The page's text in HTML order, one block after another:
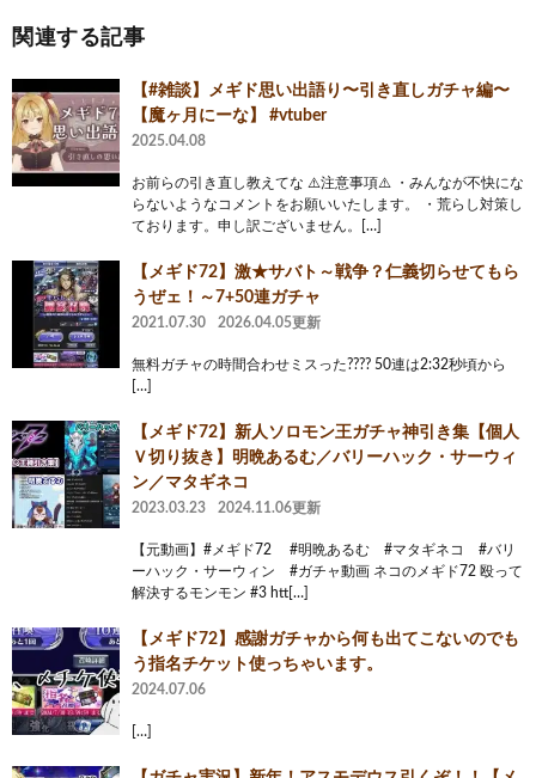
関連する記事
【#雑談】メギド思い出語り〜引き直しガチャ編〜
【魔ヶ月にーな】 #vtuber
2025.04.08
お前らの引き直し教えてな ⚠️注意事項⚠️ ・みんなが不快にな
らないようなコメントをお願いいたします。 ・荒らし対策し
ております。申し訳ございません。[…]
【メギド72】激★サバト～戦争？仁義切らせてもら
うぜェ！～7+50連ガチャ
2021.07.30 2026.04.05更新
無料ガチャの時間合わせミスった???? 50連は2:32秒頃から
[…]
【メギド72】新人ソロモン王ガチャ神引き集【個人
Ｖ切り抜き】明晩あるむ／バリーハック・サーウィ
ン／マタギネコ
2023.03.23 2024.11.06更新
【元動画】#メギド72 #明晩あるむ #マタギネコ #バリ
ーハック・サーウィン #ガチャ動画 ネコのメギド72 殴って
解決するモンモン #3 htt[…]
‪【メギド72】‬感謝ガチャから何も出てこないのでも
う指名チケット使っちゃいます。
2024.07.06
[…]